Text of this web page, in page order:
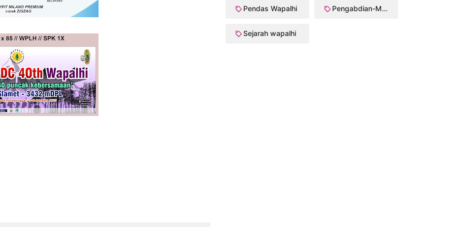
Pendas Wapalhi Pengabdian-Masyarakat
Sejarah wapalhi